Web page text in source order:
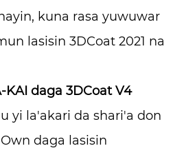
kuna rasa yuwuwar
lasisin 3DCoat 2021 na
KAI daga 3DCoat V4
yi la'akari da shari'a don
daga lasisin